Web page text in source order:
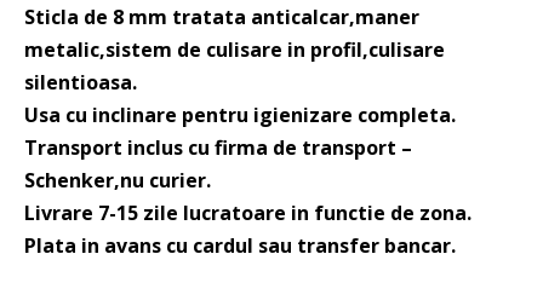
Sticla de 8 mm tratata anticalcar,maner
metalic,sistem de culisare in profil,culisare
silentioasa.
Usa cu inclinare pentru igienizare completa.
Transport inclus cu firma de transport –
Schenker,nu curier.
Livrare 7-15 zile lucratoare in functie de zona.
Plata in avans cu cardul sau transfer bancar.